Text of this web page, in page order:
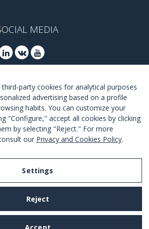
MEDIA
ONZE BESTE DEALS
AANMELDEN
devoorwaarden en condities.
party cookies for analytical purposes
advertising based on a profile
habits. You can customize your
"Configure," accept all cookies by clicking
by selecting "Reject." For more
our Privacy and Cookies Policy.
Settings
Reject
Legal Notice
Privacy and Cookies Policy
and Conditions of Use